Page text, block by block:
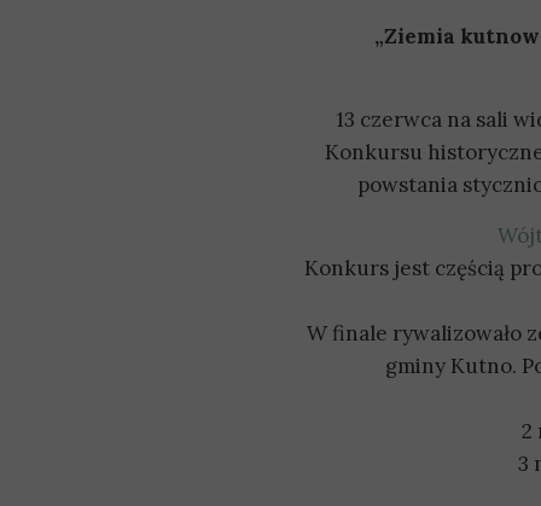
„Ziemia
13 czerwca na sali
Konkursu
powstania
Konkurs jest częścią
W finale rywalizowało
gminy Kutno.
2
3